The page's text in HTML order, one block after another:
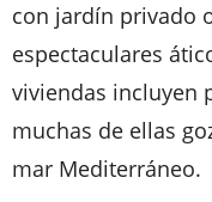
con jardín privado
espectaculares
viviendas incluyen
muchas de ellas
mar Mediterráneo.